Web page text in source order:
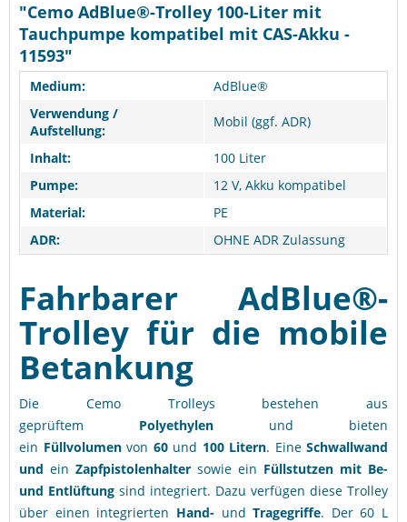
"Cemo AdBlue®-Trolley 100-Liter mit
Tauchpumpe kompatibel mit CAS-Akku -
11593"
Medium:
AdBlue®
Verwendung /
Aufstellung:
Mobil (ggf. ADR)
Inhalt:
100 Liter
Pumpe:
12 V, Akku kompatibel
Material:
PE
ADR:
OHNE ADR Zulassung
Fahrbarer AdBlue®-
Trolley für die mobile
Betankung
Die Cemo Trolleys bestehen aus
geprüftem Polyethylen und bieten
ein Füllvolumenvon 60 und 100 Litern. Eine Schwallwand
und ein Zapfpistolenhalter sowie ein Füllstutzen mit Be-
und Entlüftung sind integriert. Dazu verfügen diese Trolley
über einen integrierten Hand- undTragegriffe. Der 60 L